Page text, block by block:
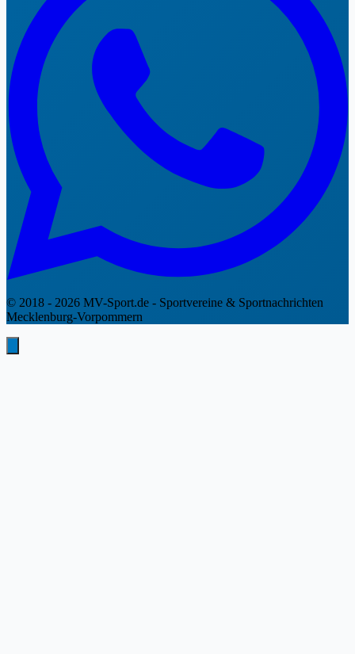
© 2018 - 2026 MV-Sport.de - Sportvereine & Sportnachrichten
Mecklenburg-Vorpommern